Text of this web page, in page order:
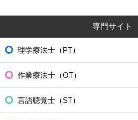
専門サイト
理学療法士（PT）
作業療法士（OT）
言語聴覚士（ST）